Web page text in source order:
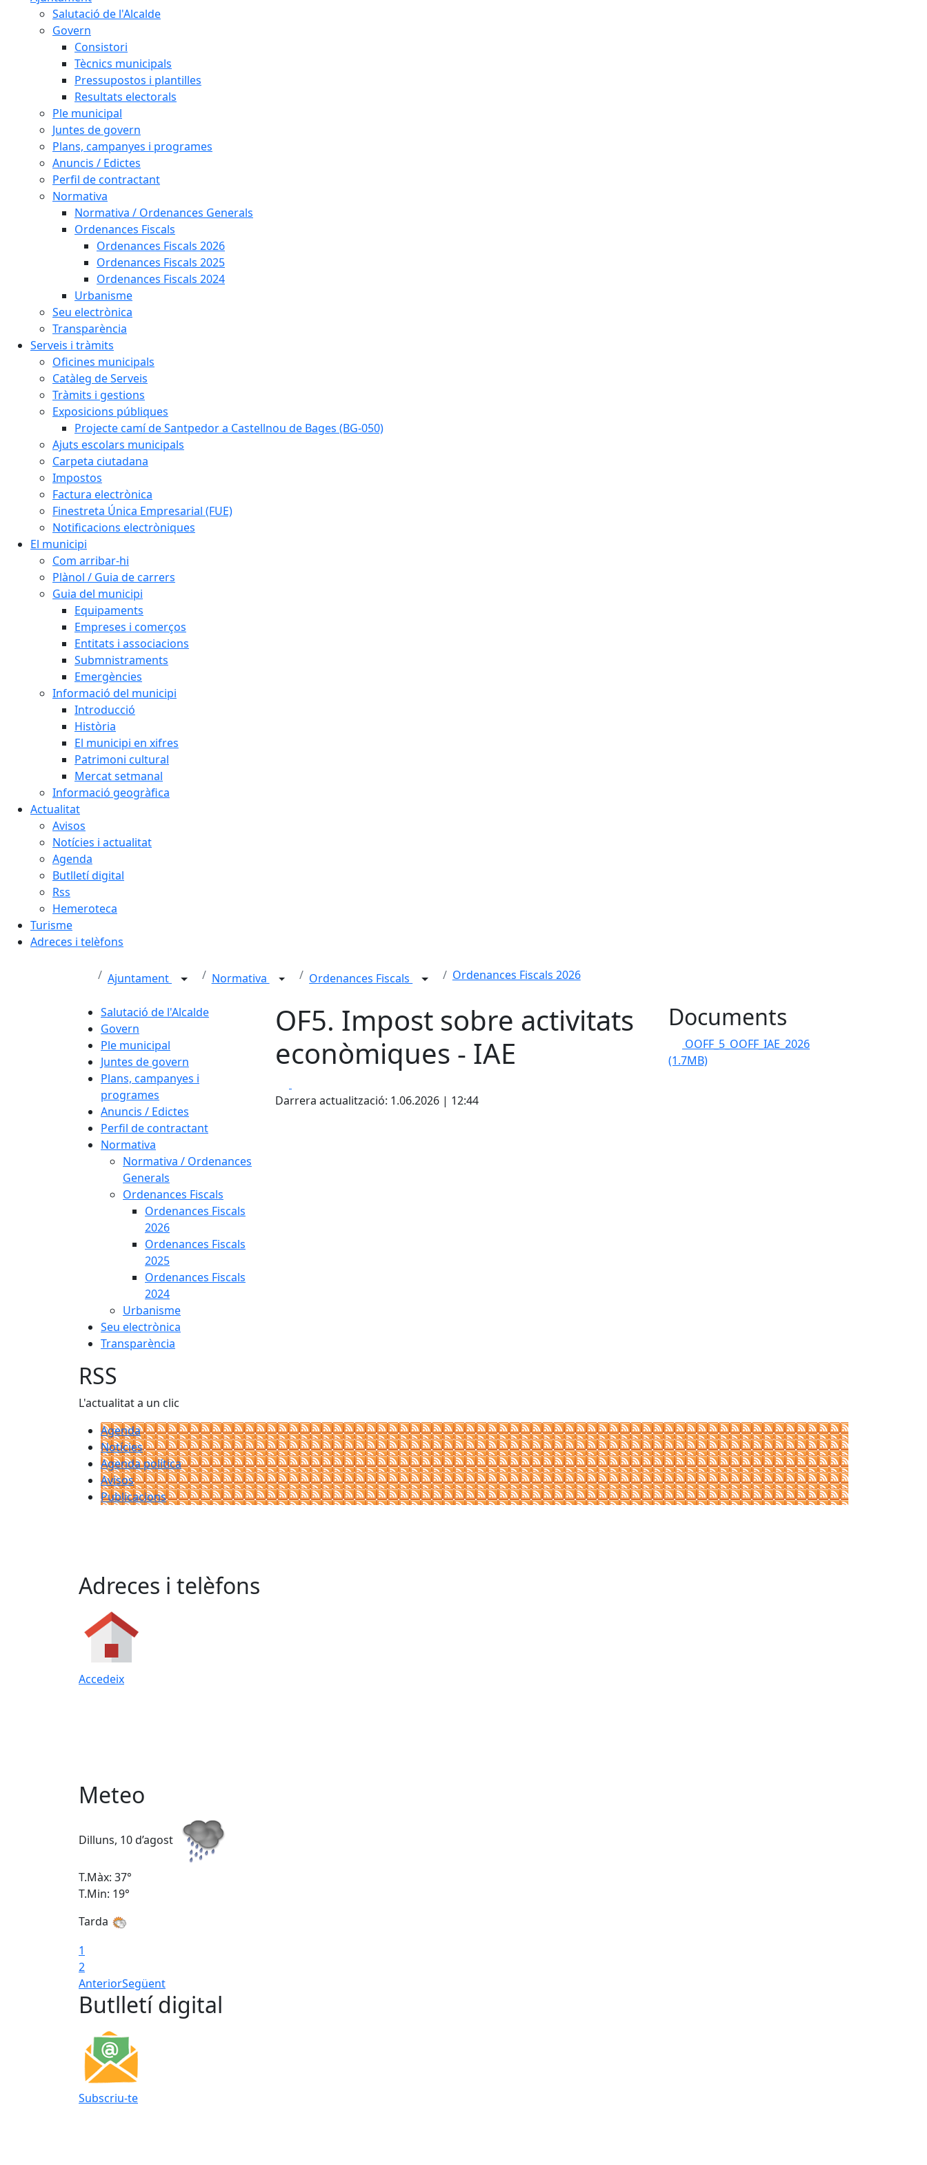
Salutació de l'Alcalde
Govern
Consistori
Tècnics municipals
Pressupostos i plantilles
Resultats electorals
Ple municipal
Juntes de govern
Plans, campanyes i programes
Anuncis / Edictes
Perfil de contractant
Normativa
Normativa / Ordenances Generals
Ordenances Fiscals
Ordenances Fiscals 2026
Ordenances Fiscals 2025
Ordenances Fiscals 2024
Urbanisme
Seu electrònica
Transparència
Serveis i tràmits
Oficines municipals
Catàleg de Serveis
Tràmits i gestions
Exposicions públiques
Projecte camí de Santpedor a Castellnou de Bages (BG-050)
Ajuts escolars municipals
Carpeta ciutadana
Impostos
Factura electrònica
Finestreta Única Empresarial (FUE)
Notificacions electròniques
El municipi
Com arribar-hi
Plànol / Guia de carrers
Guia del municipi
Equipaments
Empreses i comerços
Entitats i associacions
Submnistraments
Emergències
Informació del municipi
Introducció
Història
El municipi en xifres
Patrimoni cultural
Mercat setmanal
Informació geogràfica
Actualitat
Avisos
Notícies i actualitat
Agenda
Butlletí digital
Rss
Hemeroteca
Turisme
Adreces i telèfons
Ajuntament Normativa Ordenances Fiscals Ordenances Fiscals 2026
Salutació de l'Alcalde
Govern
Ple municipal
Juntes de govern
Plans, campanyes i
programes
Anuncis / Edictes
Perfil de contractant
Normativa
Normativa / Ordenances
Generals
Ordenances Fiscals
Ordenances Fiscals
2026
Ordenances Fiscals
2025
Ordenances Fiscals
2024
Urbanisme
Seu electrònica
Transparència
OF5. Impost sobre activitats
econòmiques - IAE
Darrera actualització: 1.06.2026 | 12:44
Documents
OOFF_5_OOFF_IAE_2026
(1.7MB)
RSS
L'actualitat a un clic
Agenda
Notícies
Agenda política
Avisos
Publicacions
Adreces i telèfons
Accedeix
Meteo
Dilluns, 10 d’agost
T.Màx: 37°
T.Min: 19°
Tarda
1
2
AnteriorSegüent
Butlletí digital
Subscriu-te